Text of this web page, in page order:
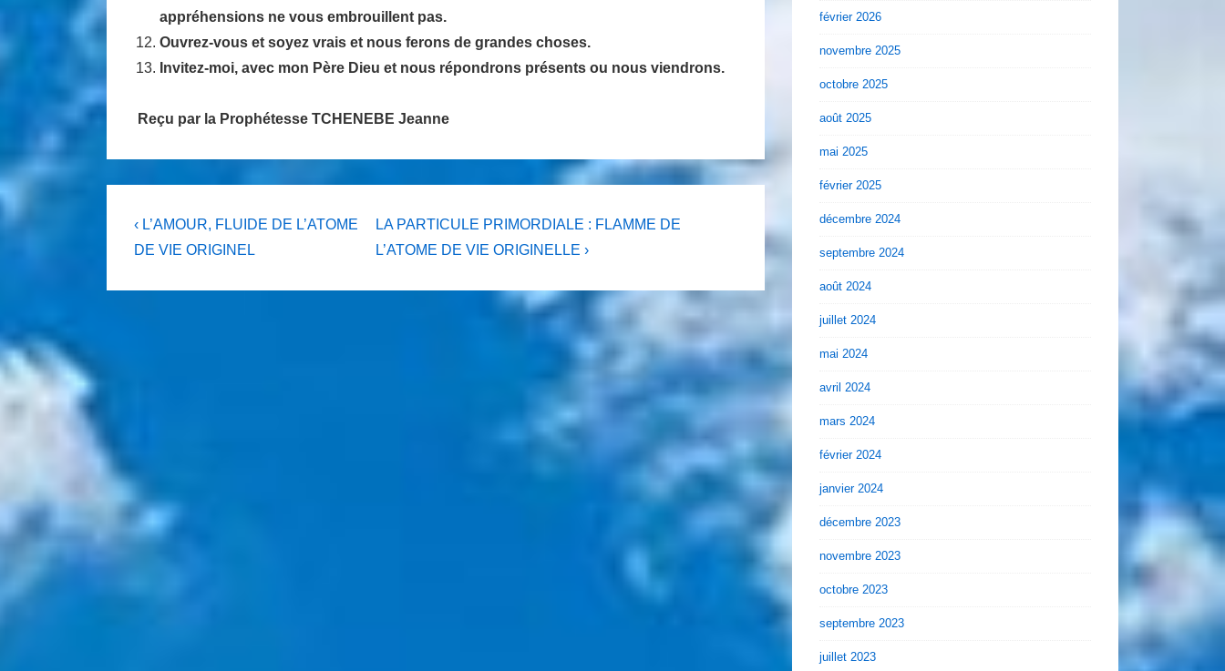
appréhensions ne vous embrouillent pas.
Ouvrez-vous et soyez vrais et nous ferons de grandes choses.
Invitez-moi, avec mon Père Dieu et nous répondrons présents ou nous viendrons.
Reçu par la Prophétesse TCHENEBE Jeanne
Navigation
de
l’article
Previous
Post
‹ L’AMOUR, FLUIDE DE L’ATOME
DE VIE ORIGINEL
Next
Post
LA PARTICULE PRIMORDIALE : FLAMME DE
L’ATOME DE VIE ORIGINELLE ›
février 2026
novembre 2025
octobre 2025
août 2025
mai 2025
février 2025
décembre 2024
septembre 2024
août 2024
juillet 2024
mai 2024
avril 2024
mars 2024
février 2024
janvier 2024
décembre 2023
novembre 2023
octobre 2023
septembre 2023
juillet 2023